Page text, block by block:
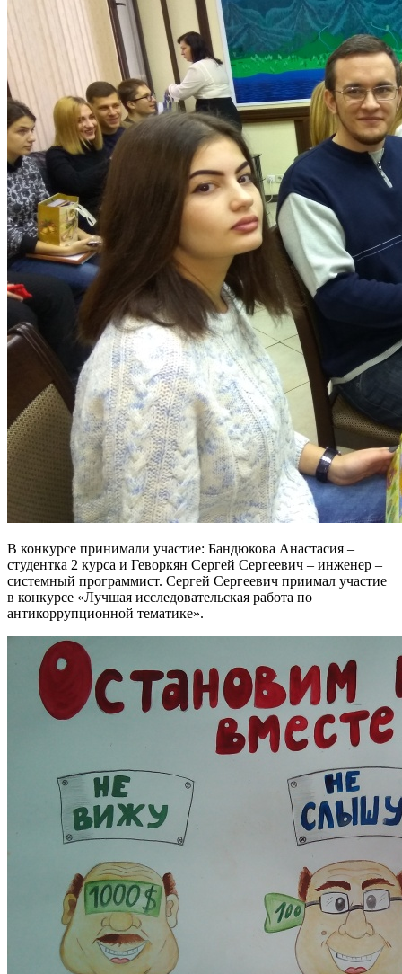
В конкурсе принимали участие: Бандюкова Анастасия –
студентка 2 курса и Геворкян Сергей Сергеевич – инженер –
системный программист. Сергей Сергеевич приимал участие
в конкурсе «Лучшая исследовательская работа по
антикоррупционной тематике».